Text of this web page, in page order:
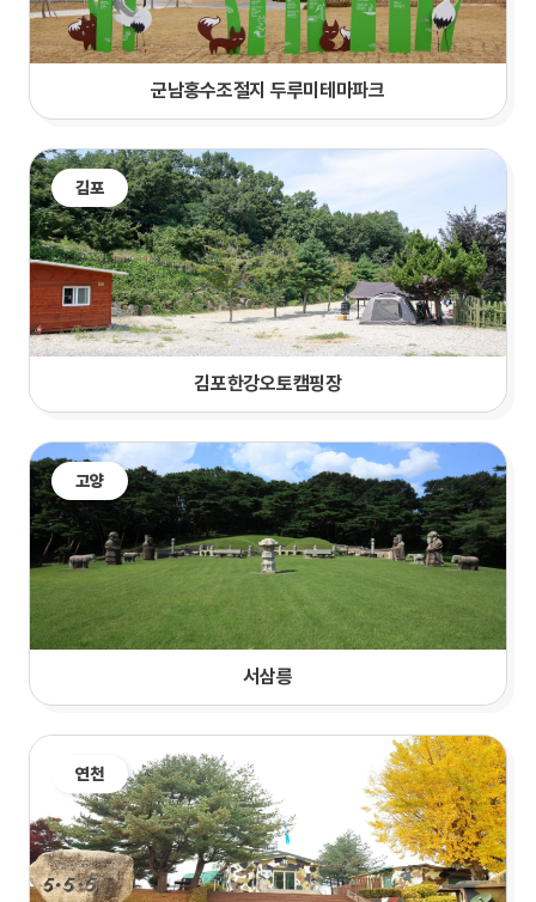
군남홍수조절지 두루미테마파크
김포
김포한강오토캠핑장
고양
서삼릉
연천